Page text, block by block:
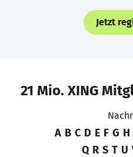
Jetzt
21 Mio. XING
A B C D E F G H
Q R S T U